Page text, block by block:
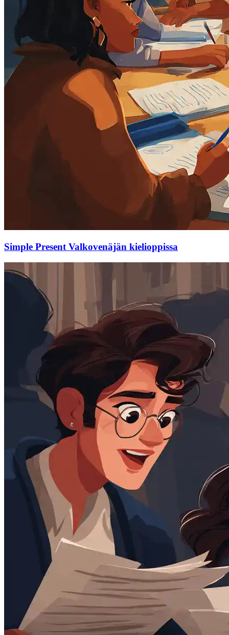
Simple Present Valkovenäjän kielioppissa